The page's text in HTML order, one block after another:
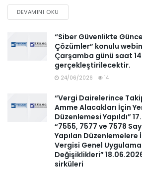
DEVAMINI OKU
“Siber Güvenlikte
Çözümler” konulu
Çarşamba günü saat
gerçekleştirilecektir.
24/06/2026 14
“Vergi Dairelerince
Amme Alacakları İçin
Düzenlemesi Yapıldı”
“7555, 7577 ve 7578
Yapılan
Vergisi Genel
Değişiklikleri”
sirküleri